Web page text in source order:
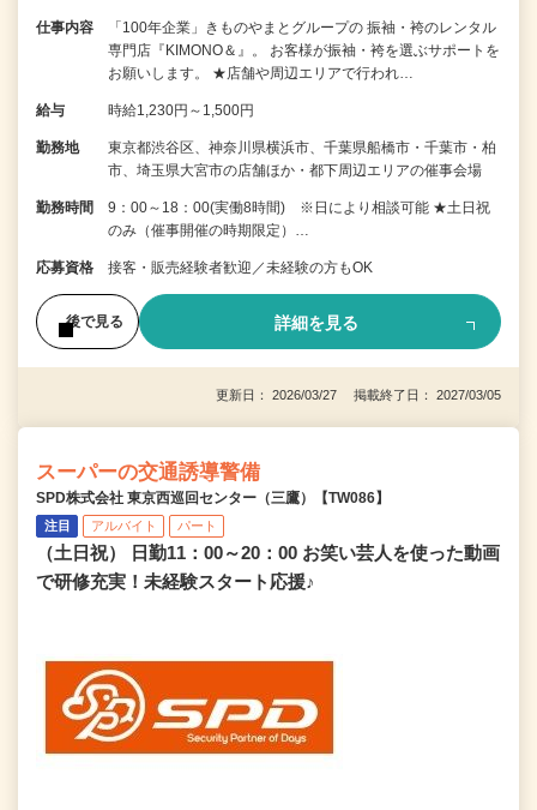
仕事内容
「100年企業」きものやまとグループの 振袖・袴のレンタル
専門店『KIMONO＆』。 お客様が振袖・袴を選ぶサポートを
お願いします。 ★店舗や周辺エリアで行われ…
給与 時給1,230円～1,500円
勤務地
東京都渋谷区、神奈川県横浜市、千葉県船橋市・千葉市・柏
市、埼玉県大宮市の店舗ほか・都下周辺エリアの催事会場
勤務時間
9：00～18：00(実働8時間) ※日により相談可能 ★土日祝
のみ（催事開催の時期限定）…
応募資格 接客・販売経験者歓迎／未経験の方もOK
後で見る 詳細を見る
更新日： 2026/03/27 掲載終了日： 2027/03/05
スーパーの交通誘導警備
SPD株式会社 東京西巡回センター（三鷹）【TW086】
注目 アルバイト パート
（土日祝） 日勤11：00～20：00 お笑い芸人を使った動画
で研修充実！未経験スタート応援♪